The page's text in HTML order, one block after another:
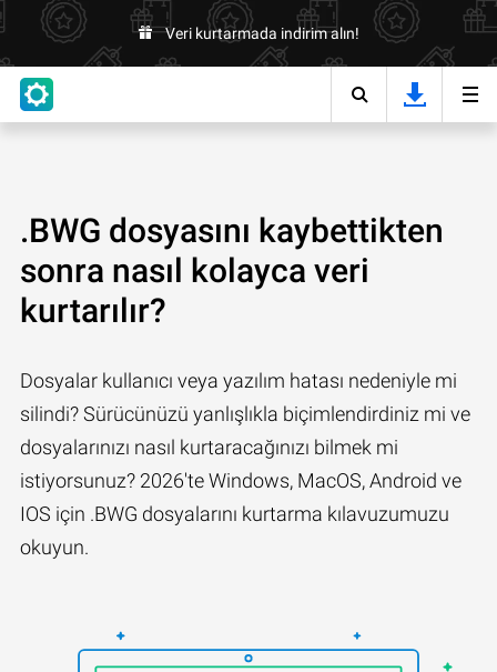
Veri kurtarmada indirim alın!
.BWG dosyasını kaybettikten
sonra nasıl kolayca veri
kurtarılır?
Dosyalar kullanıcı veya yazılım hatası nedeniyle mi
silindi? Sürücünüzü yanlışlıkla biçimlendirdiniz mi ve
dosyalarınızı nasıl kurtaracağınızı bilmek mi
istiyorsunuz? 2026'te Windows, MacOS, Android ve
IOS için .BWG dosyalarını kurtarma kılavuzumuzu
okuyun.